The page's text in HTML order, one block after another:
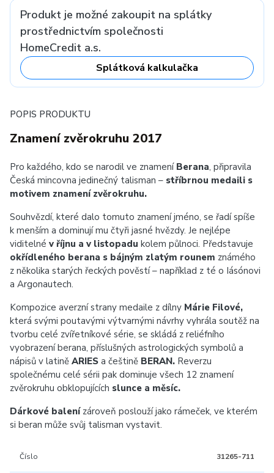
Produkt je možné zakoupit na splátky
prostřednictvím společnosti
HomeCredit a.s.
Splátková kalkulačka
POPIS PRODUKTU
Znamení zvěrokruhu 2017
Pro každého, kdo se narodil ve znamení Berana, připravila
Česká mincovna jedinečný talisman – stříbrnou medaili s
motivem znamení zvěrokruhu.
Souhvězdí, které dalo tomuto znamení jméno, se řadí spíše
k menším a dominují mu čtyři jasné hvězdy. Je nejlépe
viditelné v říjnu a v listopadu kolem půlnoci. Představuje
okřídleného berana s bájným zlatým rounem známého
z několika starých řeckých pověstí – například z té o Iásónovi
a Argonautech.
Kompozice averzní strany medaile z dílny Márie Filové,
která svými poutavými výtvarnými návrhy vyhrála soutěž na
tvorbu celé zvířetníkové série, se skládá z reliéfního
vyobrazení berana, příslušných astrologických symbolů a
nápisů v latině ARIES a češtině BERAN. Reverzu
společnému celé sérii pak dominuje všech 12 znamení
zvěrokruhu obklopujících slunce a měsíc.
Dárkové balenízároveň poslouží jako rámeček, ve kterém
si beran může svůj talisman vystavit.
Číslo 31265-711